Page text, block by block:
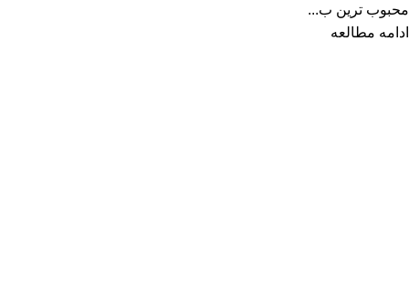
محبوب ترین ب...
ادامه مطالعه